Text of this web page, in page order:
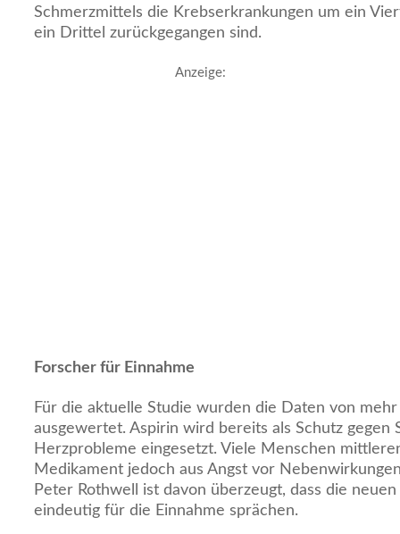
Schmerzmittels die Krebserkrankungen um ein
ein Drittel zurückgegangen sind.
Anzeige:
Forscher für Einnahme
Für die aktuelle Studie wurden die Daten von
ausgewertet. Aspirin wird bereits als Schutz gegen
Herzprobleme eingesetzt. Viele Menschen
Medikament jedoch aus Angst vor
Peter Rothwell ist davon überzeugt, dass die
eindeutig für die Einnahme sprächen.